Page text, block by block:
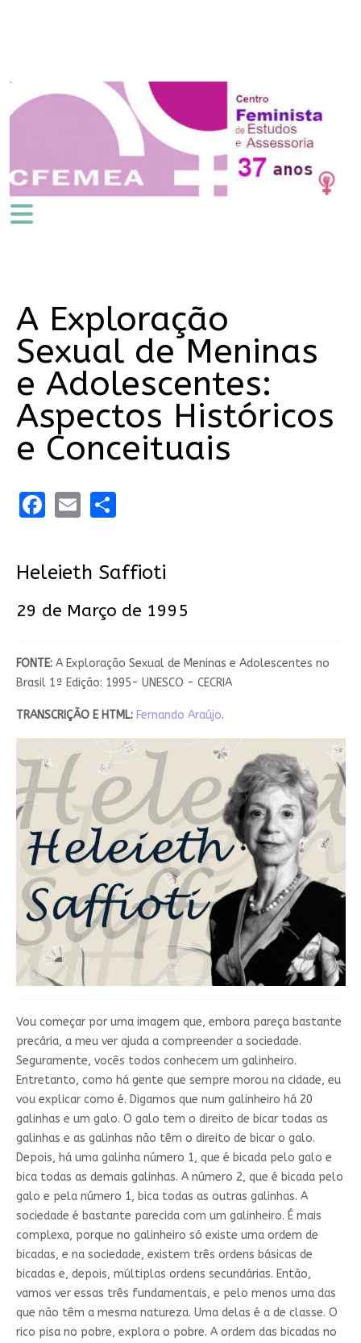
A Exploração
Sexual de Meninas
e Adolescentes:
Aspectos Históricos
e Conceituais
Facebook
EmailShare
Heleieth Saffioti
29 de Março de 1995
FONTE:A Exploração Sexual de Meninas e Adolescentes no
Brasil 1ª Edição: 1995- UNESCO - CECRIA
TRANSCRIÇÃO E HTML: Fernando Araújo.
Vou começar por uma imagem que, embora pareça bastante
precária, a meu ver ajuda a compreender a sociedade.
Seguramente, vocês todos conhecem um galinheiro.
Entretanto, como há gente que sempre morou na cidade, eu
vou explicar como é. Digamos que num galinheiro há 20
galinhas e um galo. O galo tem o direito de bicar todas as
galinhas e as galinhas não têm o direito de bicar o galo.
Depois, há uma galinha número 1, que é bicada pelo galo e
bica todas as demais galinhas. A número 2, que é bicada pelo
galo e pela número 1, bica todas as outras galinhas. A
sociedade é bastante parecida com um galinheiro. É mais
complexa, porque no galinheiro só existe uma ordem de
bicadas, e na sociedade, existem três ordens básicas de
bicadas e, depois, múltiplas ordens secundárias. Então,
vamos ver essas três fundamentais, e pelo menos uma das
que não têm a mesma natureza. Uma delas é a de classe. O
rico pisa no pobre, explora o pobre. A ordem das bicadas no